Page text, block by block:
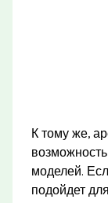
К тому же,
моделей.
подойдет